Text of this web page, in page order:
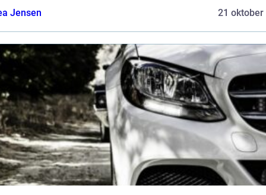
Jensen
21 oktober